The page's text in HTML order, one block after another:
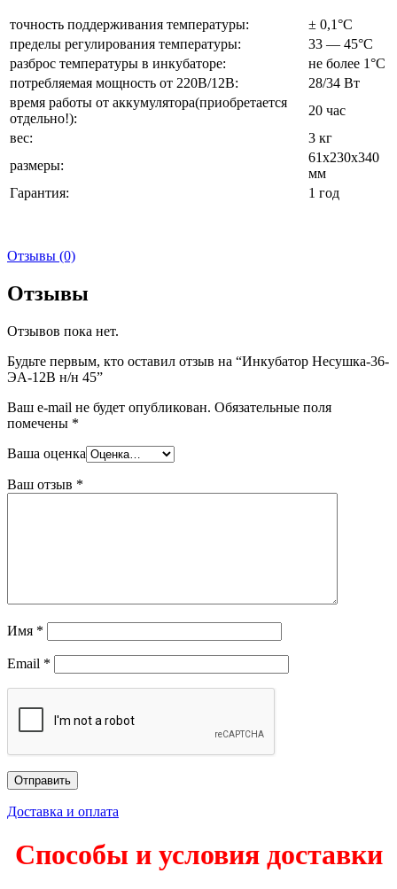
точность поддерживания температуры:
± 0,1°С
пределы регулирования температуры:
33 — 45°С
разброс температуры в инкубаторе:
не более 1°С
потребляемая мощность от 220В/12В:
28/34 Вт
время работы от аккумулятора(приобретается
отдельно!):
20 час
вес:
3 кг
размеры:
61х230х340
мм
Гарантия:
1 год
Отзывы (0)
Отзывы
Отзывов пока нет.
Будьте первым, кто оставил отзыв на “Инкубатор Несушка-36-
ЭА-12В н/н 45”
Ваш e-mail не будет опубликован. Обязательные поля
помечены *
Ваша оценка
Ваш отзыв *
Имя *
Email *
Доставка и оплата
Способы и условия доставки